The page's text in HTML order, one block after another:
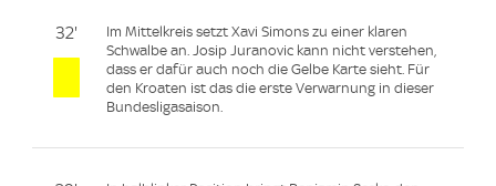
32'
Im Mittelkreis setzt Xavi Simons zu einer klaren
Schwalbe an. Josip Juranovic kann nicht verstehen,
dass er dafür auch noch die Gelbe Karte sieht. Für
den Kroaten ist das die erste Verwarnung in dieser
Bundesligasaison.